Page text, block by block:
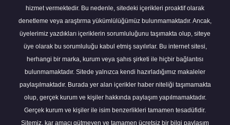
hizmet vermektedir. Bu nedenle, sitedeki içerikleri proaktif olarak
denetleme veya araştırma yükümlülüğümüz bulunmamaktadır. Ancak,
üyelerimiz yazdıkları içeriklerin sorumluluğunu taşımakta olup, siteye
üye olarak bu sorumluluğu kabul etmiş sayılırlar. Bu internet sitesi,
herhangi bir marka, kurum veya şahıs şirketi ile hiçbir bağlantısı
bulunmamaktadır. Sitede yalnızca kendi hazırladığımız makaleler
paylaşılmaktadır. Burada yer alan içerikler haber niteliği taşımamakta
olup, gerçek kurum ve kişiler hakkında paylaşım yapılmamaktadır.
Gerçek kurum ve kişiler ile isim benzerlikleri tamamen tesadüfidir.
Sitemiz, kar amacı gütmeyen ve tamamen ücretsiz bir bilgi paylaşım